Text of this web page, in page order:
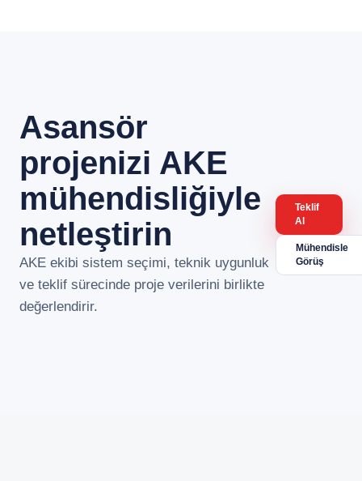
Asansör
projenizi AKE
mühendisliğiyle
netleştirin
AKE ekibi sistem seçimi, teknik uygunluk
ve teklif sürecinde proje verilerini birlikte
değerlendirir.
Teklif
Al
Mühendisle
Görüş